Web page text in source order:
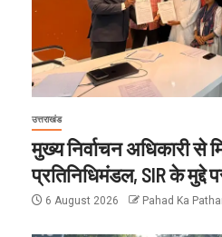
उत्तराखंड
मुख्य निर्वाचन अधिकारी से
प्रतिनिधिमंडल, SIR के मुद्दे
6 August 2026 Pahad Ka